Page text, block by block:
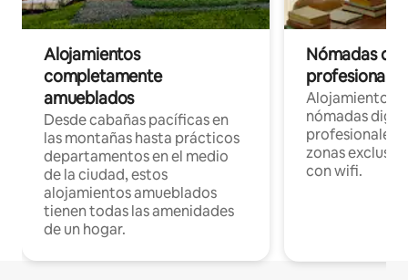
Alojamientos
completamente
amueblados
Desde cabañas pacíficas en
las montañas hasta prácticos
departamentos en el medio
de la ciudad, estos
alojamientos amueblados
tienen todas las amenidades
de un hogar.
Nómadas
Alojamientos
nómadas
profesionales
zonas
con wifi.